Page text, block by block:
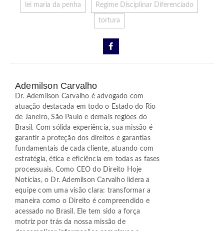
lei maria da penha Regime Disciplinar Diferenciado
tortura
Ademilson Carvalho
Dr. Ademilson Carvalho é advogado com
atuação destacada em todo o Estado do Rio
de Janeiro, São Paulo e demais regiões do
Brasil. Com sólida experiência, sua missão é
garantir a proteção dos direitos e garantias
fundamentais de cada cliente, atuando com
estratégia, ética e eficiência em todas as fases
processuais. Como CEO do Direito Hoje
Notícias, o Dr. Ademilson Carvalho lidera a
equipe com uma visão clara: transformar a
maneira como o Direito é compreendido e
acessado no Brasil. Ele tem sido a força
motriz por trás da nossa missão de